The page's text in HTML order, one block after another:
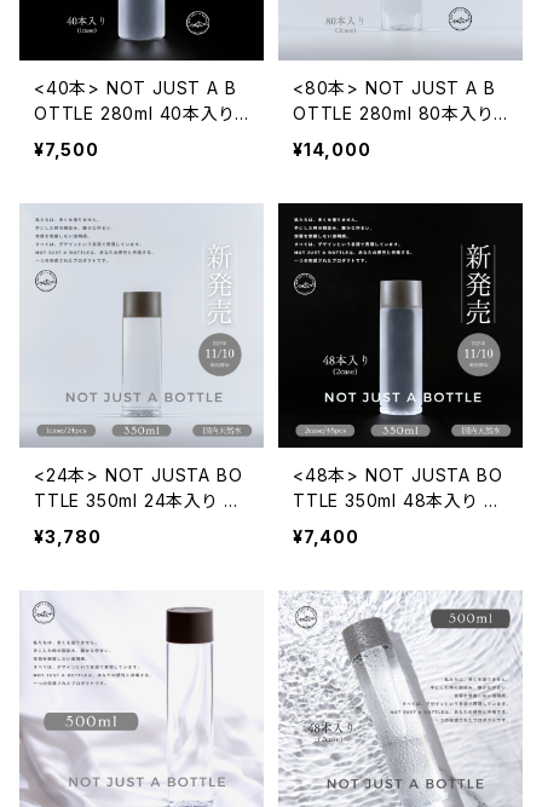
<40本> NOT JUST A B
OTTLE 280ml 40本入り
※離島・沖縄除く
¥7,500
<80本> NOT JUST A B
OTTLE 280ml 80本入り
※離島・沖縄除く
¥14,000
<24本> NOT JUSTA BO
TTLE 350ml 24本入り 送
料込み ※離島・沖縄除く
¥3,780
<48本> NOT JUSTA BO
TTLE 350ml 48本入り 送
料込み ※離島・沖縄除く
¥7,400